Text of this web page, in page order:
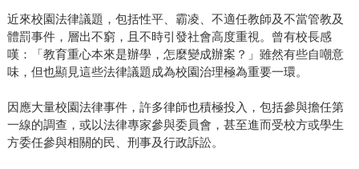
近來校園法律議題，包括性平、霸凌、不適任教師及不當管教及
體罰事件，層出不窮，且不時引發社會高度重視。曾有校長感
嘆：「教育重心本來是辦學，怎麼變成辦案？」雖然有些自嘲意
味，但也顯見這些法律議題成為校園治理極為重要一環。
因應大量校園法律事件，許多律師也積極投入，包括參與擔任第
一線的調查，或以法律專家參與委員會，甚至進而受校方或學生
方委任參與相關的民、刑事及行政訴訟。